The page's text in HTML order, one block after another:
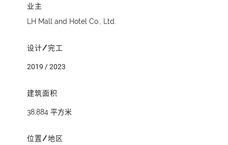
业主
LH Mall and Hotel Co., Ltd.
设计/完工
2019 / 2023
建筑面积
38,884 平方米
位置/地区